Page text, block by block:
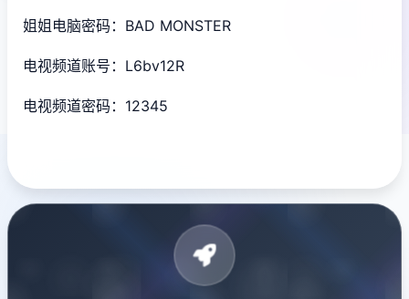
姐姐电脑密码：BAD MONSTER
电视频道账号：L6bv12R
电视频道密码：12345